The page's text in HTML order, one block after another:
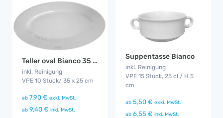
Teller oval Bianco 35 cm
inkl. Reinigung
VPE 10 Stück/ 35 x 25 cm
ab 7,90 € exkl. MwSt.
ab 9,40 € inkl. MwSt.
Suppentasse Bianco
inkl. Reinigung
VPE 15 Stück, 25 cl / H 5
cm
ab 5,50 € exkl. MwSt.
ab 6,55 € inkl. MwSt.